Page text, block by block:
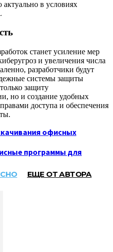
в условиях
станет усиление мер
и увеличения числа
разработчики будут
системы защиты
защиту
но и создание удобных
доступа и обеспечения
офисных
программы для
ЕЩЕ ОТ АВТОРА